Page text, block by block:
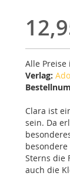
Alle Preise
Verlag:
Clara ist
sein. Da
Sterns die
auch die